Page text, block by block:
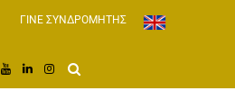
ΓΙΝΕ ΣΥΝΔΡΟΜΗΤΗΣ